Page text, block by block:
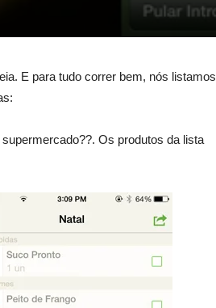
E para tudo correr bem, nós listamos
Os produtos da lista